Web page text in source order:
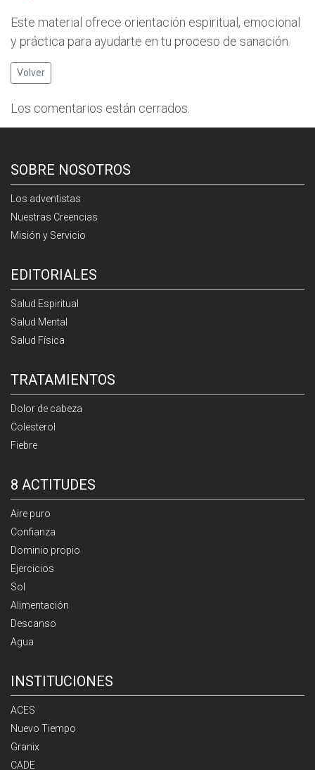
Este material ofrece orientación espiritual, emocional
y práctica para ayudarte en tu proceso de sanación.
Volver
Los comentarios están cerrados.
SOBRE NOSOTROS
Los adventistas
Nuestras Creencias
Misión y Servicio
EDITORIALES
Salud Espiritual
Salud Mental
Salud Física
TRATAMIENTOS
Dolor de cabeza
Colesterol
Fiebre
8 ACTITUDES
Aire puro
Confianza
Dominio propio
Ejercicios
Sol
Alimentación
Descanso
Agua
INSTITUCIONES
ACES
Nuevo Tiempo
Granix
CADE